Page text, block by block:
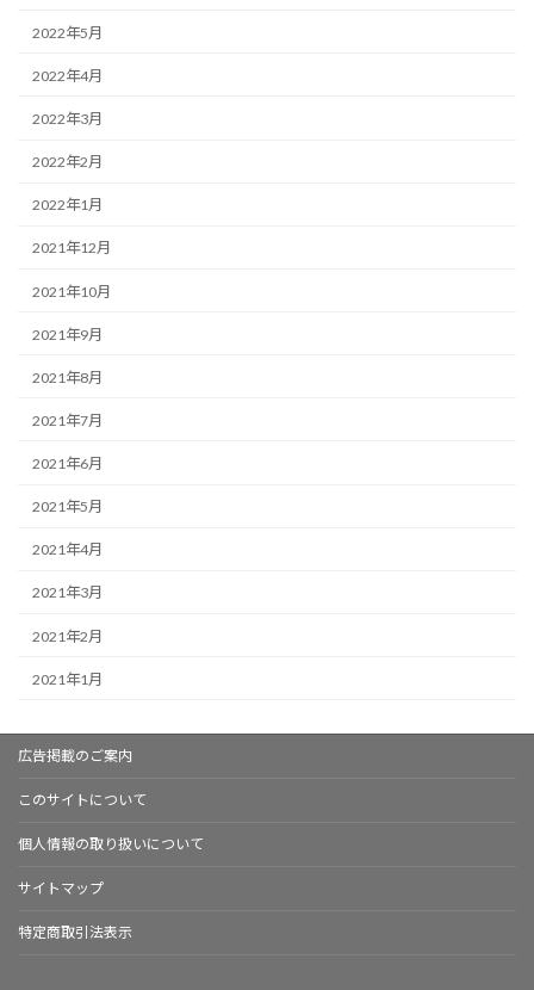
2022年5月
2022年4月
2022年3月
2022年2月
2022年1月
2021年12月
2021年10月
2021年9月
2021年8月
2021年7月
2021年6月
2021年5月
2021年4月
2021年3月
2021年2月
2021年1月
広告掲載のご案内
このサイトについて
個人情報の取り扱いについて
サイトマップ
特定商取引法表示